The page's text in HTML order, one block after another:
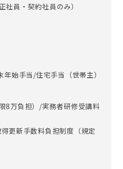
社員・契約社員のみ）
始手当/住宅手当（世帯主）
8万負担）/実務者研修受講料
更新手数料負担制度（規定